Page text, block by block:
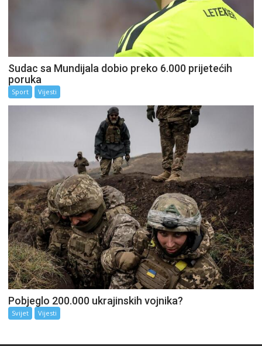
Sudac sa Mundijala dobio preko 6.000 prijetećih
poruka
Sport Vijesti
Pobjeglo 200.000 ukrajinskih vojnika?
Svijet Vijesti